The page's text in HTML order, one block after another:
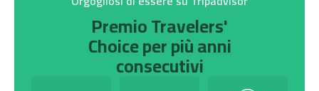
Premio Travelers'
Choice per più anni
consecutivi